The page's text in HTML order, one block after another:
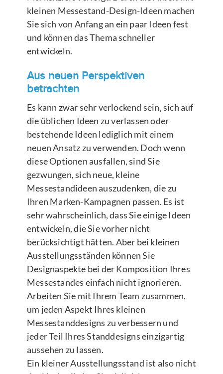
kleinen Messestand-Design-Ideen machen
Sie sich von Anfang an ein paar Ideen fest
und können das Thema schneller
entwickeln.
Aus neuen Perspektiven
betrachten
Es kann zwar sehr verlockend sein, sich auf
die üblichen Ideen zu verlassen oder
bestehende Ideen lediglich mit einem
neuen Ansatz zu verwenden. Doch wenn
diese Optionen ausfallen, sind Sie
gezwungen, sich neue, kleine
Messestandideen auszudenken, die zu
Ihren Marken-Kampagnen passen. Es ist
sehr wahrscheinlich, dass Sie einige Ideen
entwickeln, die Sie vorher nicht
berücksichtigt hätten. Aber bei kleinen
Ausstellungsständen können Sie
Designaspekte bei der Komposition Ihres
Messestandes einfach nicht ignorieren.
Arbeiten Sie mit Ihrem Team zusammen,
um jeden Aspekt Ihres kleinen
Messestanddesigns zu verbessern und
jeder Teil Ihres Standdesigns einzigartig
aussehen zu lassen.
Ein kleiner Ausstellungsstand ist also nicht